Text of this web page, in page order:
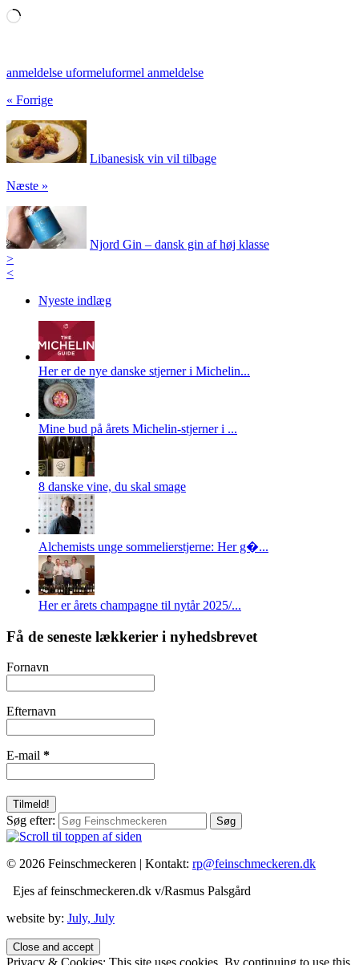
Loading…
anmeldelse uformeluformel anmeldelse
« Forrige
Libanesisk vin vil tilbage
Næste »
Njord Gin – dansk gin af høj klasse
>
<
Nyeste indlæg
Her er de nye danske stjerner i Michelin...
Mine bud på årets Michelin-stjerner i ...
8 danske vine, du skal smage
Alchemists unge sommelierstjerne: Her g�...
Her er årets champagne til nytår 2025/...
Få de seneste lækkerier i nyhedsbrevet
Fornavn
Efternavn
E-mail *
Søg efter:
© 2026 Feinschmeckeren | Kontakt: rp@feinschmeckeren.dk
Ejes af feinschmeckeren.dk v/Rasmus Palsgård
website by: July, July